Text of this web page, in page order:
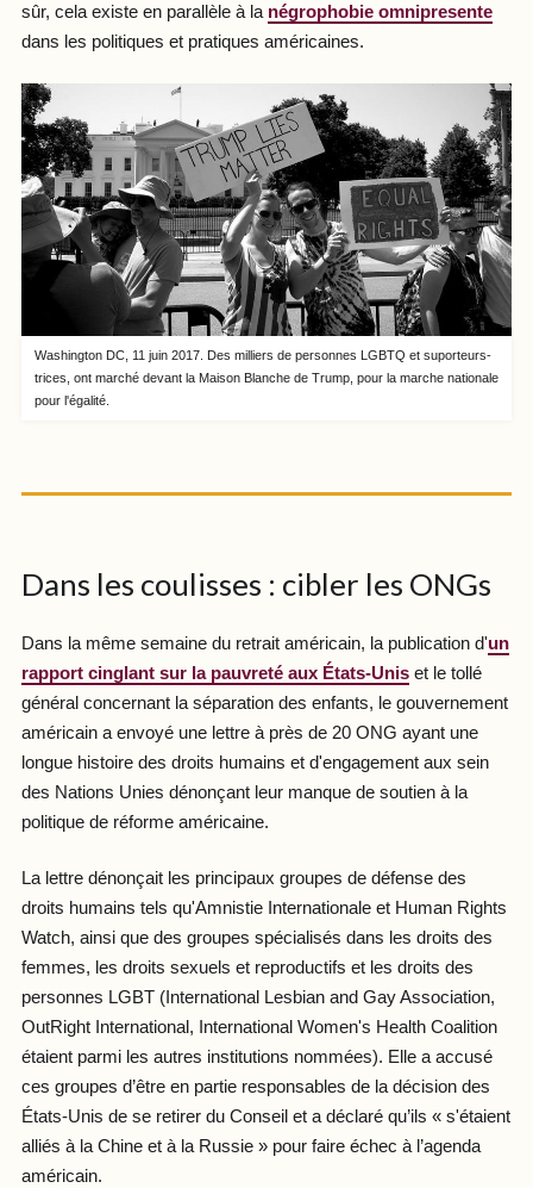
sûr, cela existe en parallèle à la négrophobie omnipresente
dans les politiques et pratiques américaines.
Washington DC, 11 juin 2017. Des milliers de personnes LGBTQ et suporteurs-
trices, ont marché devant la Maison Blanche de Trump, pour la marche nationale
pour l'égalité.
Dans les coulisses : cibler les ONGs
Dans la même semaine du retrait américain, la publication d'un
rapport cinglant sur la pauvreté aux États-Uniset le tollé
général concernant la séparation des enfants, le gouvernement
américain a envoyé une lettre à près de 20 ONG ayant une
longue histoire des droits humains et d'engagement aux sein
des Nations Unies dénonçant leur manque de soutien à la
politique de réforme américaine.
La lettre dénonçait les principaux groupes de défense des
droits humains tels qu'Amnistie Internationale et Human Rights
Watch, ainsi que des groupes spécialisés dans les droits des
femmes, les droits sexuels et reproductifs et les droits des
personnes LGBT (International Lesbian and Gay Association,
OutRight International, International Women's Health Coalition
étaient parmi les autres institutions nommées). Elle a accusé
ces groupes d’être en partie responsables de la décision des
États-Unis de se retirer du Conseil et a déclaré qu’ils « s'étaient
alliés à la Chine et à la Russie » pour faire échec à l’agenda
américain.